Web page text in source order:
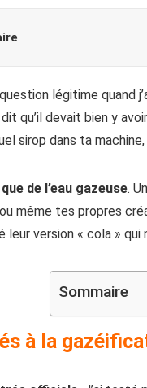
légitime quand
qu’il devait bien y avoir
sirop dans ta
que de l’eau gazeuse.
même tes propres
version « cola » qui
Sommaire
à la